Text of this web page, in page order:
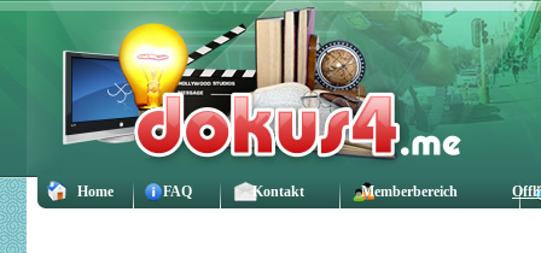
Home FAQ Kontakt Memberbereich